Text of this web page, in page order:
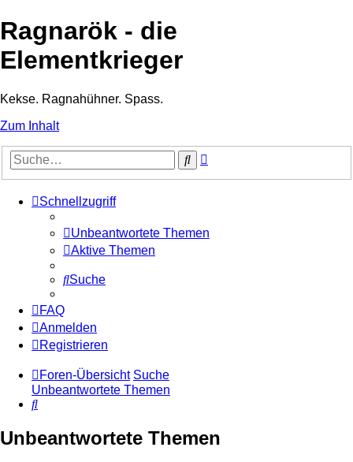
Ragnarök - die
Elementkrieger
Kekse. Ragnahühner. Spass.
Zum Inhalt
Suche
Schnellzugriff
Unbeantwortete Themen
Aktive Themen
Suche
FAQ
Anmelden
Registrieren
Foren-Übersicht Suche
Unbeantwortete Themen
Suche
Unbeantwortete Themen